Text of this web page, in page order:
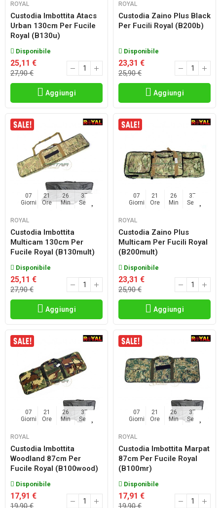
ROYAL
Custodia Imbottita Atacs
Urban 130cm Per Fucile
Royal (b130u)
Disponibile
25,11 €
27,90 €
Aggiungi
ROYAL
Custodia Zaino Plus Black
Per Fucili Royal (b200b)
Disponibile
23,31 €
25,90 €
Aggiungi
07
Giorni
21
Ore
26
Min
36
Sec
ROYAL
Custodia Imbottita
Multicam 130cm Per
Fucile Royal (b130mult)
Disponibile
25,11 €
27,90 €
Aggiungi
07
Giorni
21
Ore
26
Min
36
Sec
ROYAL
Custodia Zaino Plus
Multicam Per Fucili Royal
(b200mult)
Disponibile
23,31 €
25,90 €
Aggiungi
07
Giorni
21
Ore
26
Min
36
Sec
ROYAL
Custodia Imbottita
Woodland 87cm Per
Fucile Royal (b100wood)
Disponibile
17,91 €
19,90 €
07
Giorni
21
Ore
26
Min
36
Sec
ROYAL
Custodia Imbottita Marpat
87cm Per Fucile Royal
(b100mr)
Disponibile
17,91 €
19,90 €